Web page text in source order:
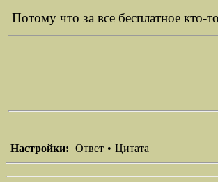
Потому что за все бесплатное
Настройки: Ответ • Цитата